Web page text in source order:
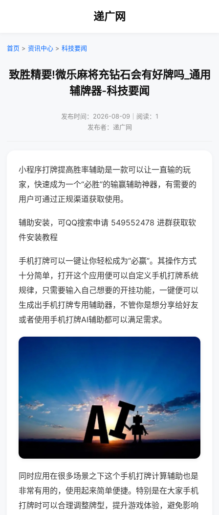
递广网
首页 > 资讯中心 > 科技要闻
致胜精要!微乐麻将充钻石会有好牌吗_通用
辅牌器-科技要闻
发布时间：2026-08-09｜阅读：1
发布者：递广网
小程序打牌提高胜率辅助是一款可以让一直输的玩
家，快速成为一个“必胜”的输赢辅助神器，有需要的
用户可通过正规渠道获取使用。
辅助安装，可QQ搜索申请 549552478 进群获取软
件安装教程
手机打牌可以一键让你轻松成为“必赢”。其操作方式
十分简单，打开这个应用便可以自定义手机打牌系统
规律，只需要输入自己想要的开挂功能，一键便可以
生成出手机打牌专用辅助器，不管你是想分享给好友
或者使用手机打牌AI辅助都可以满足需求。
同时应用在很多场景之下这个手机打牌计算辅助也是
非常有用的，使用起来简单便捷。特别是在大家手机
打牌时可以合理调整牌型，提升游戏体验，避免影响